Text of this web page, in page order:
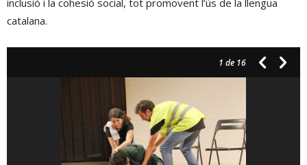
inclusió i la cohesió social, tot promovent l’ús de la llengua
catalana.
1 de 16